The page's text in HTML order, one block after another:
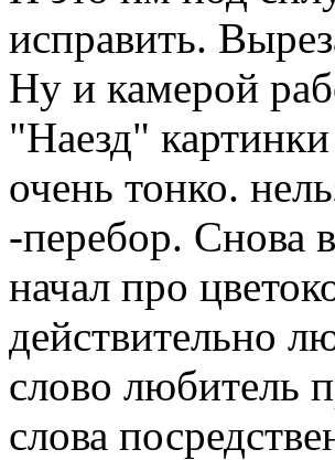
исправить.
Ну и камерой
"Наезд"
очень тонко.
-перебор. Снова
начал про
действительно
слово любитель
слова